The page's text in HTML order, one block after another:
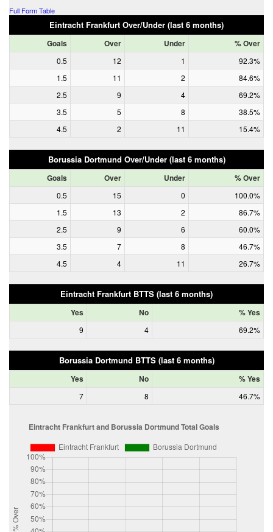
Full Form Table
Eintracht Frankfurt Over/Under (last 6 months)
Goals Over Under % Over
0.5 12 1
92.3%
1.5
11 2
84.6%
2.5
9 4
69.2%
3.5
5 8
38.5%
4.5
2 11 15.4%
Borussia Dortmund Over/Under (last 6 months)
Goals Over Under % Over
0.5 15 0
100.0%
1.5
13 2
86.7%
2.5
9 6
60.0%
3.5
7 8
46.7%
4.5
4 11 26.7%
Eintracht Frankfurt BTTS (last 6 months)
Yes No % Yes
9 4 69.2%
Borussia Dortmund BTTS (last 6 months)
Yes No % Yes
7 8 46.7%